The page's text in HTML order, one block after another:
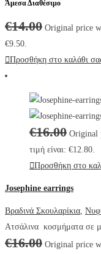
Άμεσα Διαθέσιμο
€14.00 Original price
€9.50.
Προσθήκη στο καλάθι
€16.00 Original
τιμή είναι: €12.80.
Προσθήκη στο
Josephine earrings
Βραδινά Σκουλαρίκια,
Ατσάλινα κοσμήματα σε
€16.00 Original price